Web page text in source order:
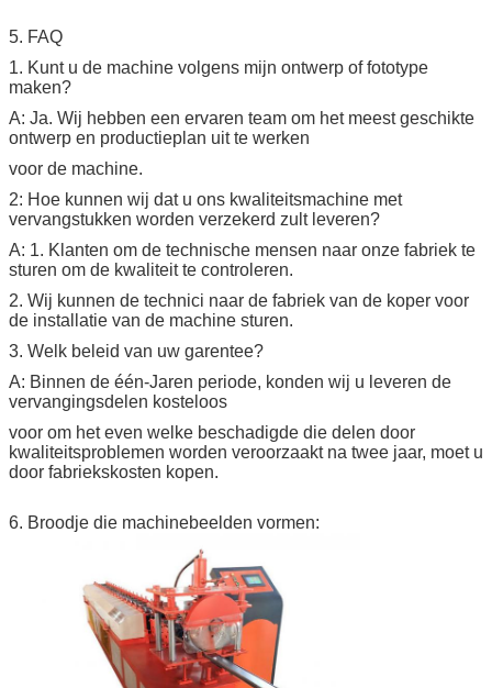
5. FAQ
1. Kunt u de machine volgens mijn ontwerp of fototype
maken?
A: Ja. Wij hebben een ervaren team om het meest geschikte
ontwerp en productieplan uit te werken
voor de machine.
2: Hoe kunnen wij dat u ons kwaliteitsmachine met
vervangstukken worden verzekerd zult leveren?
A: 1. Klanten om de technische mensen naar onze fabriek te
sturen om de kwaliteit te controleren.
2. Wij kunnen de technici naar de fabriek van de koper voor
de installatie van de machine sturen.
3. Welk beleid van uw garentee?
A: Binnen de één-Jaren periode, konden wij u leveren de
vervangingsdelen kosteloos
voor om het even welke beschadigde die delen door
kwaliteitsproblemen worden veroorzaakt na twee jaar, moet u
door fabriekskosten kopen.
6. Broodje die machinebeelden vormen: